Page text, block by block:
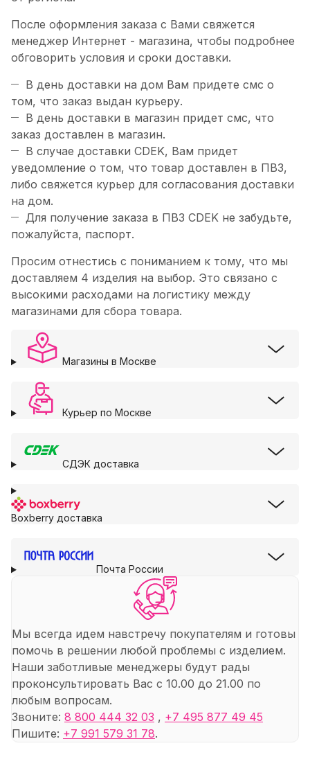
После оформления заказа с Вами свяжется
менеджер Интернет - магазина, чтобы подробнее
обговорить условия и сроки доставки.
В день доставки на дом Вам придете смс о
том, что заказ выдан курьеру.
В день доставки в магазин придет смс, что
заказ доставлен в магазин.
В случае доставки CDEK, Вам придет
уведомление о том, что товар доставлен в ПВЗ,
либо свяжется курьер для согласования доставки
на дом.
Для получение заказа в ПВЗ CDEK не забудьте,
пожалуйста, паспорт.
Просим отнестись с пониманием к тому, что мы
доставляем 4 изделия на выбор. Это связано с
высокими расходами на логистику между
магазинами для сбора товара.
Магазины в Москве
Курьер по Москве
СДЭК доставка
Boxberry доставка
Почта России
Мы всегда идем навстречу покупателям и готовы
помочь в решении любой проблемы с изделием.
Наши заботливые менеджеры будут рады
проконсультировать Вас с 10.00 до 21.00 по
любым вопросам.
Звоните: 8 800 444 32 03 , +7 495 877 49 45
Пишите: +7 991 579 31 78.